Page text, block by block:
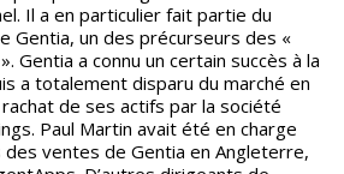
Il a en particulier fait partie du
Gentia, un des précurseurs des «
Gentia a connu un certain succès à la
a totalement disparu du marché en
de ses actifs par la société
Paul Martin avait été en charge
ventes de Gentia en Angleterre,